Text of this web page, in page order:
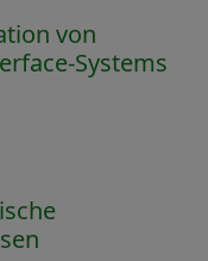
von
Systems